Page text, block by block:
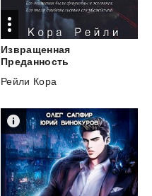
Извращенная
Преданность
Рейли Кора